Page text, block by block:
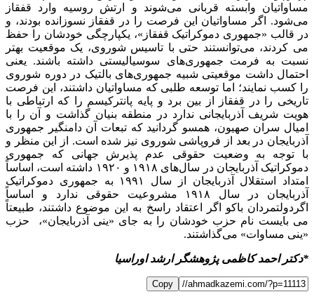
مساواتیان وابسته قربانی می‌شوند و ارتش روسیه وارد قفقاز
می‌شود. اگر مساواتیان این فرصت را در قفقاز نسوزانده بودند، و
در قالب «جمهوری دموکراتیک قفقاز»، یکپارچگی خودشان را حفظ
می کردند، می‌توانستند حتی با تاسیس شوروی، یک موقعیت بهتر
نسبت به فرمت جمهوری‌های سوسیالیستی داشته باشند. یعنی
احتمال داشت موقعیتی شبیه جمهوری‌های بالتیک در دوره شوروی
را کسب نمایند؛ اما توسعه طلبی که مساواتیان داشتند، این فرصت
تاریخی را در قفقاز از بین برد و پایه پانترکیسم را که ارتباطی با
هویت شریف آذربایجانی ندارد در منطقه بنیان گذاشت و آن را با
امیال سران صهیون، همسو گردانید که تبعات آن دامنگیر جمهوری
آذربایجان در بعد از فروپاشی شوروی نیز شده است. از این منظر و
با توجه به وضعیت حقوقی عدم پذیرش جهانی که جمهوری
دموکراتیک آذربایجان در سال‌های ۱۹۱۸ و ۱۹۲۰ داشته است، اساساً
امتداد استقلال آذربایجان از سال ۱۹۹۱ به جمهوری دموکراتیک
آذربایجان در سال ۱۹۱۸ مشروعیت حقوقی ندارد و اساساً
اگردولتمردان باکو اگر اعتقاد راسخ به این موضوع داشتند، طبیعتاً
می بایست نام حزب خودشان را به جای «ینی آذربایجان»، حزب
«ینی مساوات» می‌گذاشتند.
*دکتر احمد کاظمی پژوهشگر ارشد اوراسیا
Copy